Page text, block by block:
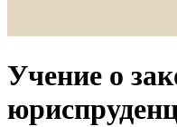
Учение о